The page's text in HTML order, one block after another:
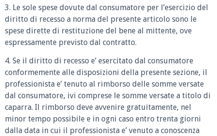
3. Le sole spese dovute dal consumatore per l’esercizio del
diritto di recesso a norma del presente articolo sono le
spese dirette di restituzione del bene al mittente, ove
espressamente previsto dal contratto.
4. Se il diritto di recesso e’ esercitato dal consumatore
conformemente alle disposizioni della presente sezione, il
professionista e’ tenuto al rimborso delle somme versate
dal consumatore, ivi comprese le somme versate a titolo di
caparra. Il rimborso deve avvenire gratuitamente, nel
minor tempo possibile e in ogni caso entro trenta giorni
dalla data in cui il professionista e’ venuto a conoscenza